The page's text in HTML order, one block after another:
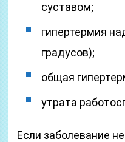
суставом;
гипертермия
градусов);
общая
утрата
Если заболевание